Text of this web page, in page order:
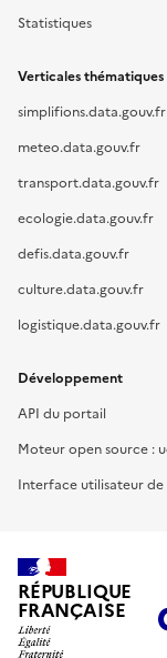
Statistiques
Verticales thématiques
simplifions.data.gouv.fr
meteo.data.gouv.fr
transport.data.gouv.fr
ecologie.data.gouv.fr
defis.data.gouv.fr
culture.data.gouv.fr
logistique.data.gouv.fr
Développement
API du portail
Moteur open source :
Interface utilisateur
RÉPUBLIQUE
FRANÇAISE